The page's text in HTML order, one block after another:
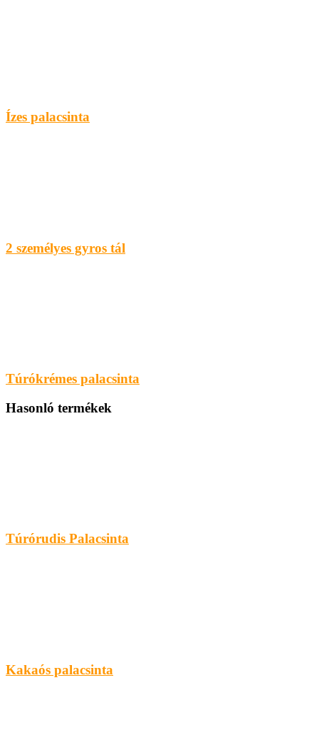
Ízes palacsinta
2 személyes gyros tál
Túrókrémes palacsinta
Hasonló termékek
Túrórudis Palacsinta
Kakaós palacsinta